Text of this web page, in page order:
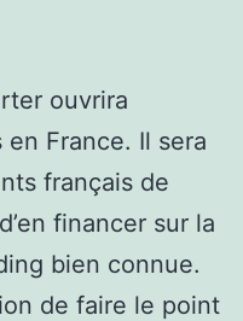
ouvrira
France. Il sera
français de
financer sur la
bien connue.
de faire le point